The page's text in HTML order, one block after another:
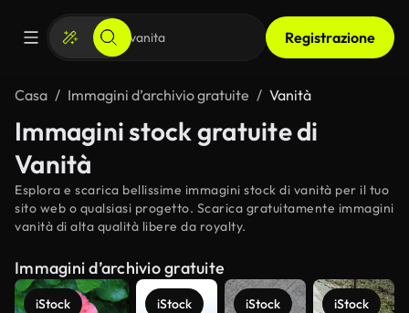
Registrazione
Casa Immagini d’archivio gratuite Vanità
Immagini stock gratuite di
Vanità
Esplora e scarica bellissime immagini stock di vanità per il tuo
sito web o qualsiasi progetto. Scarica gratuitamente immagini
vanità di alta qualità libere da royalty.
Immagini d’archivio gratuite
iStock iStock iStock iStock